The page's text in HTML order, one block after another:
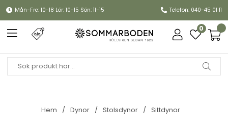
Mån-Fre: 10-18 Lör: 10-15 Sön: 11-15 Telefon: 040-45 01 11
0
Hem Dynor Stolsdynor Sittdynor